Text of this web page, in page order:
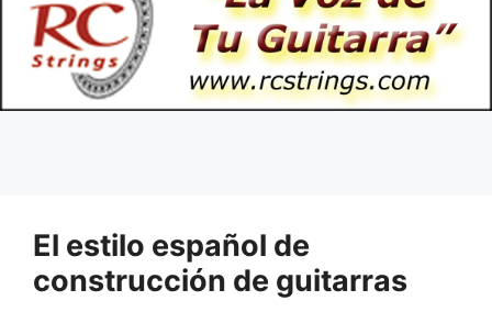
El estilo español de
construcción de guitarras